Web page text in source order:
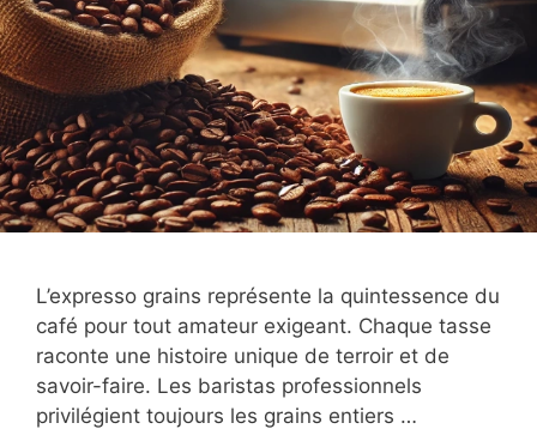
L’expresso grains représente la quintessence du
café pour tout amateur exigeant. Chaque tasse
raconte une histoire unique de terroir et de
savoir-faire. Les baristas professionnels
privilégient toujours les grains entiers …